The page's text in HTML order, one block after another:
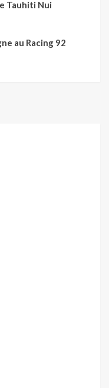
Tauhiti Nui
au Racing 92